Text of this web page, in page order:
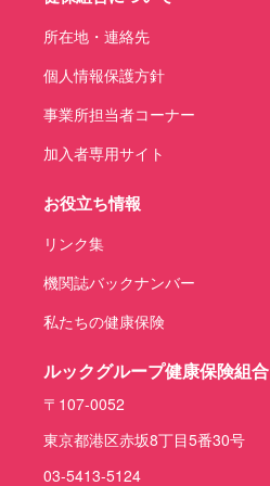
所在地・連絡先
個人情報保護方針
事業所担当者コーナー
加入者専用サイト
お役立ち情報
リンク集
機関誌バックナンバー
私たちの健康保険
ルックグループ健康保険組合
〒107-0052
東京都港区赤坂8丁目5番30号
03-5413-5124